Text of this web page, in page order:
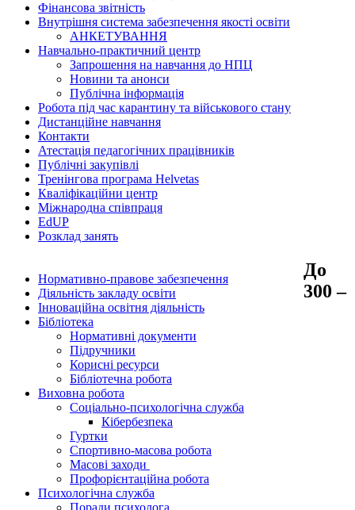
Фінансова звітність
Внутрішня система забезпечення якості освіти
АНКЕТУВАННЯ
Навчально-практичний центр
Запрошення на навчання до НПЦ
Новини та анонси
Публічна інформація
Робота під час карантину та військового стану
Дистанційне навчання
Контакти
Атестація педагогічних працівників
Публічні закупівлі
Тренінгова програма Helvetas
Кваліфікаційни центр
Міжнародна співпраця
EdUР
Розклад занять
Нормативно-правове забезпечення
Діяльність закладу освіти
Інноваційна освітня діяльність
Бібліотека
Нормативні документи
Підручники
Корисні ресурси
Бібліотечна робота
Виховна робота
Соціально-психологічна служба
Кібербезпека
Гуртки
Спортивно-масова робота
Масові заходи
Профорієнтаційна робота
Психологічна служба
Поради психолога
До
300 –